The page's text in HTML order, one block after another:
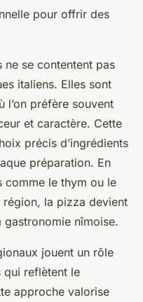
pour offrir des
ne se contentent pas
italiens. Elles sont
l’on préfère souvent
et caractère. Cette
précis d’ingrédients
préparation. En
comme le thym ou le
région, la pizza devient
nîmoise.
jouent un rôle
qui reflètent le
approche valorise